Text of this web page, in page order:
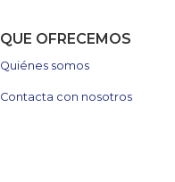
QUE OFRECEMOS
Quiénes somos
Contacta con nosotros